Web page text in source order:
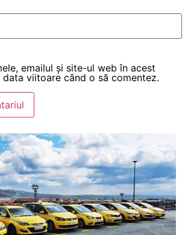
emailul și site-ul web în acest
viitoare când o să comentez.